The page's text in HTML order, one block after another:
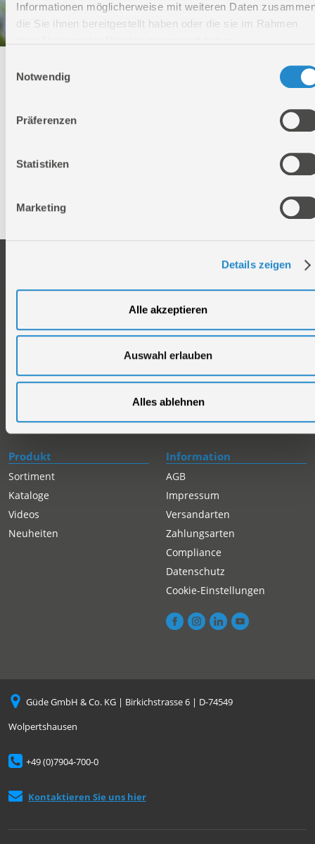
Informationen möglicherweise mit weiteren Daten
die Sie ihnen bereitgestellt haben oder die sie im Rahmen
Notwendig
Präferenzen
Statistiken
Marketing
Details zeigen
Alle akzeptieren
Auswahl erlauben
Alles ablehnen
Technischer Service
Montag - Freitag
Geschlossen
Telefax: +49 (0)7904-70051999
Händlersuche
Servicepartner-International
Autorisierter Internetpartner
Reparaturauftrag/Reklamation
Rückgabe gekaufter Artikel
Produkt
Sortiment
Kataloge
Videos
Neuheiten
Information
AGB
Impressum
Versandarten
Zahlungsarten
Compliance
Datenschutz
Cookie-Einstellungen
Güde GmbH & Co. KG | Birkichstrasse 6 | D-74549
Wolpertshausen
+49 (0)7904-700-0
Kontaktieren Sie uns hier